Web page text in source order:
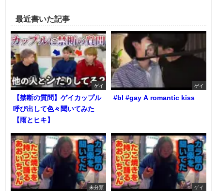
最近書いた記事
ゲイ
【禁断の質問】ゲイカップル
呼び出して色々聞いてみた
【雨とヒキ】
ゲイ
#bl #gay A romantic kiss
未分類 ゲイ